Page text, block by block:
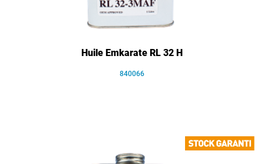
Huile Emkarate RL 32 H
840066